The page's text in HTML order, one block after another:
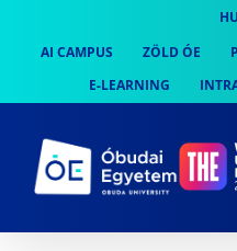
content
HU
AI CAMPUS
ZÖLD ÓE
E-LEARNING